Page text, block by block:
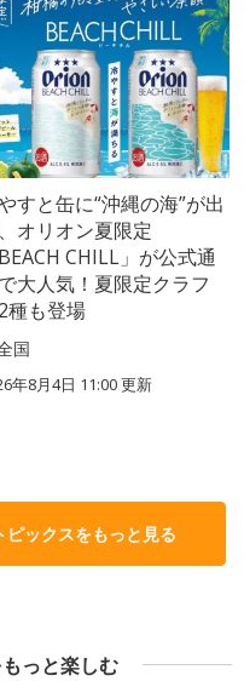
すと缶に“沖縄の海”が出
オリオン夏限定
BEACH CHILL」が公式通
大人気！夏限定クラフ
種も登場
国
年8月4日 11:00更新
ックスをもっと見る
っと楽しむ